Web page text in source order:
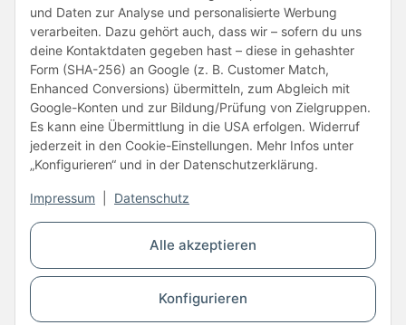
Alle akzeptieren
Konfigurieren
und Daten zur Analyse und personalisierte Werbung
verarbeiten. Dazu gehört auch, dass wir – sofern du uns
deine Kontaktdaten gegeben hast – diese in gehashter
Form (SHA-256) an Google (z. B. Customer Match,
Enhanced Conversions) übermitteln, zum Abgleich mit
Google-Konten und zur Bildung/Prüfung von Zielgruppen.
Es kann eine Übermittlung in die USA erfolgen. Widerruf
jederzeit in den Cookie-Einstellungen. Mehr Infos unter
„Konfigurieren“ und in der Datenschutzerklärung.
Impressum Datenschutz
Unsere Partner
Vertrag widerrufen
* Alle Preise inkl. gesetzlicher USt., zzgl.Versand
© Copyright © 2026 www.kartons24.de
BB-Verpackungen GmbH
- Brendelweg 167, 27755 Delmenhorst - Telefon: